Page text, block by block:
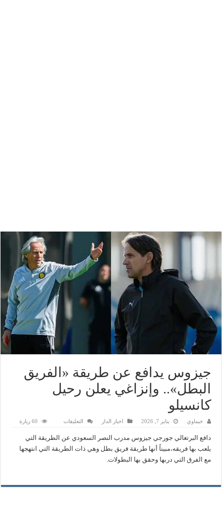
جيزوس يدافع عن طريقة «الفريق
البطل».. وإنزاغي يعلن رحيل
كانسيلو
خيماوي يناير 7, 2026 اخبار الدار التعليقاتعلى
عن
طريقة
«الفريق
كانسيلو
60 زيارة
دافع البرتغالي جورجي جيزوس مدرب النصر السعودي عن الطريقة التي
يلعب بها فريقه،مبيناً أنها طريقة فريق بطل وهي ذات الطريقة التي انتهجها
مع الفرق التي دربها وحقق بها البطولات.